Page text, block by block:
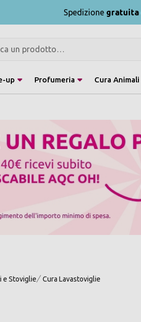
Spedizione gratuita
up Profumeria Cura Animali
e Stoviglie Cura Lavastoviglie